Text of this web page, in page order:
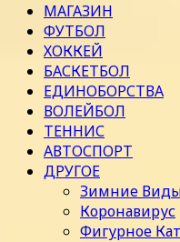
МАГАЗИН
ФУТБОЛ
ХОККЕЙ
БАСКЕТБОЛ
ЕДИНОБОРСТВА
ВОЛЕЙБОЛ
ТЕННИС
АВТОСПОРТ
ДРУГОЕ
Зимние
Коронавирус
Фигурное